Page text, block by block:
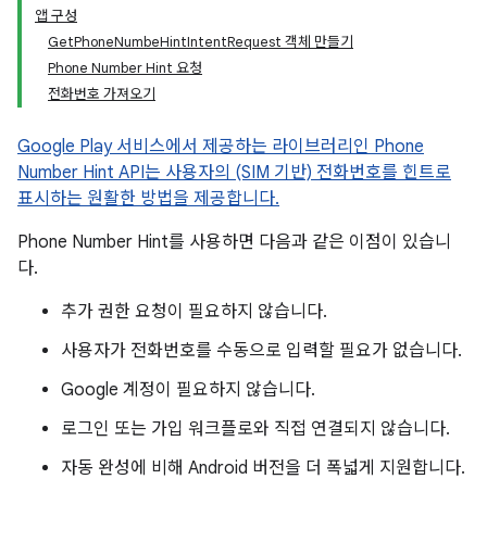
앱 구성
GetPhoneNumbeHintIntentRequest 객체 만들기
Phone Number Hint 요청
전화번호 가져오기
Google Play 서비스에서 제공하는 라이브러리인 Phone
Number Hint API는 사용자의 (SIM 기반) 전화번호를 힌트로
표시하는 원활한 방법을 제공합니다.
Phone Number Hint를 사용하면 다음과 같은 이점이 있습니
다.
추가 권한 요청이 필요하지 않습니다.
사용자가 전화번호를 수동으로 입력할 필요가 없습니다.
Google 계정이 필요하지 않습니다.
로그인 또는 가입 워크플로와 직접 연결되지 않습니다.
자동 완성에 비해 Android 버전을 더 폭넓게 지원합니다.